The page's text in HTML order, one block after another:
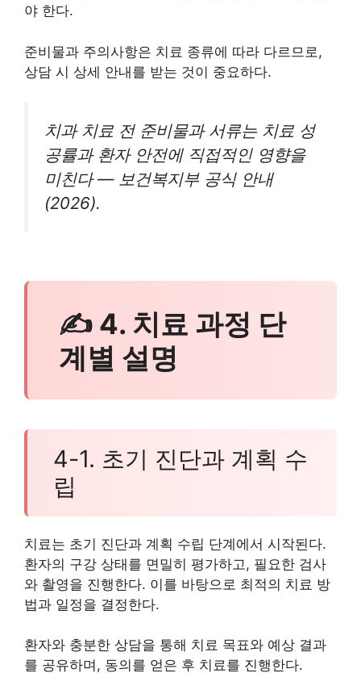
야 한다.
준비물과 주의사항은 치료 종류에 따라 다르므로,
상담 시 상세 안내를 받는 것이 중요하다.
치과 치료 전 준비물과 서류는 치료 성
공률과 환자 안전에 직접적인 영향을
미친다 — 보건복지부 공식 안내
(2026).
✍ 4. 치료 과정 단
계별 설명
4-1. 초기 진단과 계획 수
립
치료는 초기 진단과 계획 수립 단계에서 시작된다.
환자의 구강 상태를 면밀히 평가하고, 필요한 검사
와 촬영을 진행한다. 이를 바탕으로 최적의 치료 방
법과 일정을 결정한다.
환자와 충분한 상담을 통해 치료 목표와 예상 결과
를 공유하며, 동의를 얻은 후 치료를 진행한다.